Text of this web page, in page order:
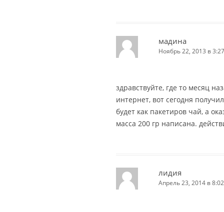
мадина
Ноябрь 22, 2013 в
здравствуйте, где то месяц
интернет, вот сегодня
будет как пакетиров чай, а
масса 200 гр написана.
лидия
Апрель 23, 2014 в